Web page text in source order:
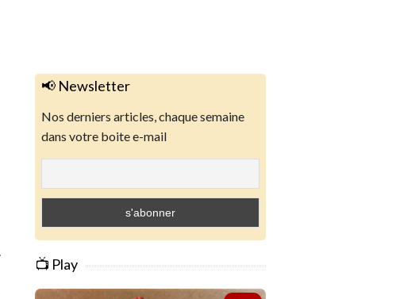
📢 Newsletter
Nos derniers articles, chaque semaine
dans votre boite e-mail
📺 Play